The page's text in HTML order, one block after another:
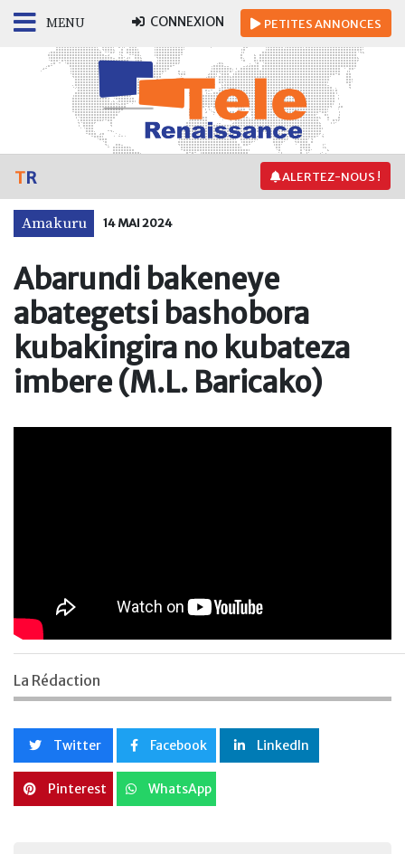
MENU CONNEXION PETITESANNONCES
ALERTEZ-NOUS !
TR
Amakuru 14 MAI 2024
Abarundi bakeneye
abategetsi bashobora
kubakingira no kubateza
imbere (M.L. Baricako)
La Rédaction
Twitter Facebook LinkedIn
Pinterest WhatsApp